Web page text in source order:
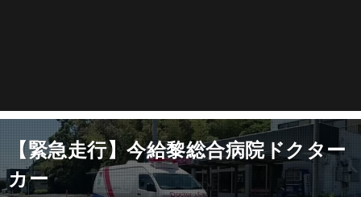
【緊急走行】今給黎総合病院ドクター
カー